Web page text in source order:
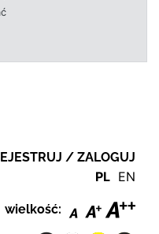
/ ZALOGUJ
PL EN
wielkość: